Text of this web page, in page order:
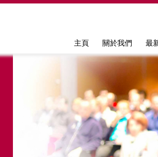
Jump to navigation
主頁 關於我們 最